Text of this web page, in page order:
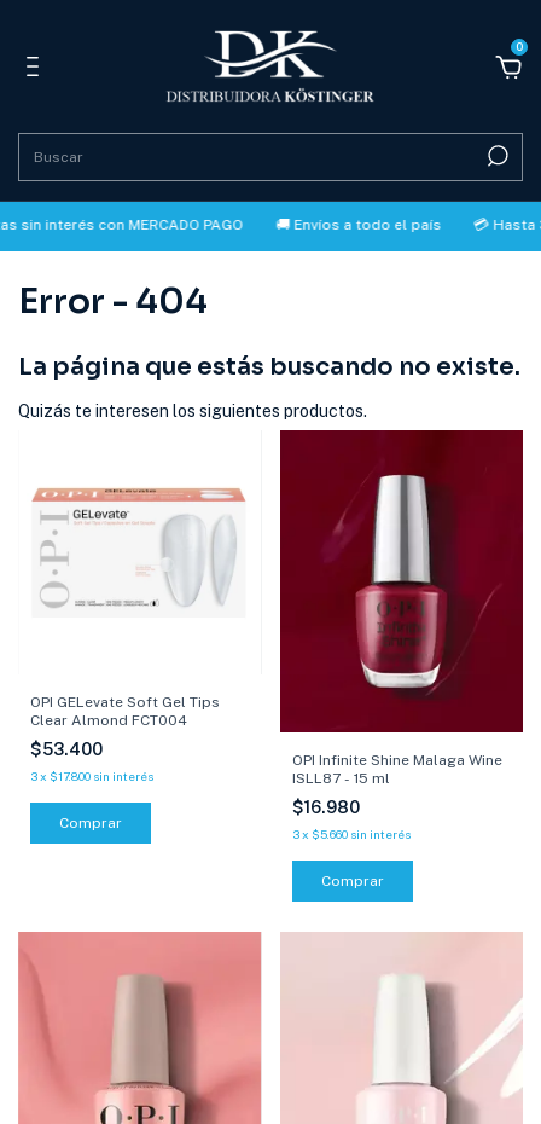
0
con MERCADO PAGO 🚚 Envíos a todo el país 💳 Hasta 3
Error - 404
La página que estás buscando no existe.
Quizás te interesen los siguientes productos.
OPI GELevate Soft Gel Tips
Clear Almond FCT004
$53.400
3x $17.800 sin interés
OPI Infinite Shine Malaga Wine
ISLL87 - 15 ml
$16.980
3 x $5.660 sin interés
Comprar